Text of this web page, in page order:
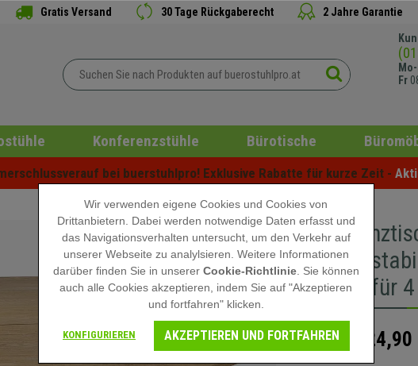
Gratis Versand 30 Tage Rückgaberecht 2 Jahre Garantie
Fr
Konferenzstühle Bürotische
bei buerstuhlpro! Exklusive Rabatte für kurze Zeit -
Design,
120cm, für 4
154,90 €
Wir verwenden eigene Cookies und Cookies von
Drittanbietern. Dabei werden notwendige Daten erfasst und
das Navigationsverhalten untersucht, um den Verkehr auf
unserer Webseite zu analylsieren. Weitere Informationen
darüber finden Sie in unserer Cookie-Richtlinie. Sie können
auch alle Cookies akzeptieren, indem Sie auf "Akzeptieren
und fortfahren" klicken.
KONFIGURIEREN AKZEPTIEREN UND FORTFAHREN